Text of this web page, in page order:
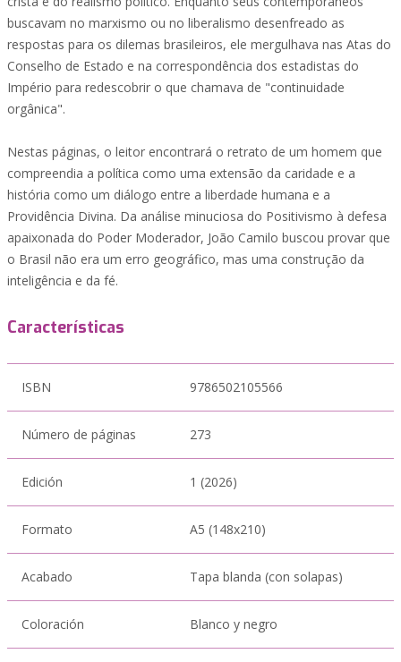
buscavam no marxismo ou no liberalismo desenfreado as
respostas para os dilemas brasileiros, ele mergulhava nas Atas do
Conselho de Estado e na correspondência dos estadistas do
Império para redescobrir o que chamava de "continuidade
orgânica".
Nestas páginas, o leitor encontrará o retrato de um homem que
compreendia a política como uma extensão da caridade e a
história como um diálogo entre a liberdade humana e a
Providência Divina. Da análise minuciosa do Positivismo à defesa
apaixonada do Poder Moderador, João Camilo buscou provar que
o Brasil não era um erro geográfico, mas uma construção da
inteligência e da fé.
Características
ISBN 9786502105566
Número de páginas 273
Edición 1 (2026)
Formato A5 (148x210)
Acabado Tapa blanda (con solapas)
Coloración Blanco y negro